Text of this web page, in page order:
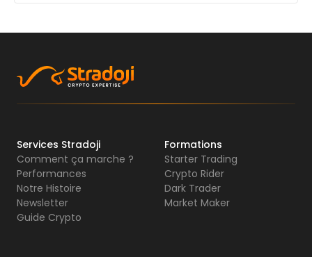
Services Stradoji
Comment ça marche ?
Performances
Notre Histoire
Newsletter
Guide Crypto
Formations
Starter Trading
Crypto Rider
Dark Trader
Market Maker